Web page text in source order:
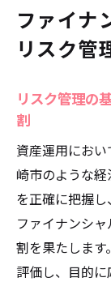
ファイナ
リスク管
リスク管理の
割
資産運用にお
崎市のような
を正確に把握し
ファイナンシ
割を果たします
評価し、目的